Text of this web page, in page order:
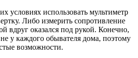
условиях использовать мультиметр
Либо измерить сопротивление
вдруг оказался под рукой. Конечно,
у каждого обывателя дома, поэтому
возможности.